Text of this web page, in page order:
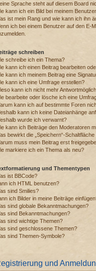
Sprache steht auf diesem Board
kann ich ein Bild bei meinem
ist mein Rang und wie kann ich ihn
ich bei einem Benutzer auf den E-
schreiben
schreibe ich ein Thema?
kann ich einen Beitrag bearbeiten
kann ich meinem Beitrag eine
kann ich eine Umfrage erstellen?
kann ich nicht mehr
bearbeite oder lösche ich eine
kann ich auf bestimmte Foren
kann ich keine Dateianhänge
wurde ich verwarnt?
kann ich Beiträge den Moderatoren
bewirkt die „Speichern“-
muss mein Beitrag erst
markiere ich ein Thema als neu?
und Thementypen
ist BBCode?
ich HTML benutzen?
sind Smilies?
ich Bilder in meine Beiträge
sind globale Bekanntmachungen?
sind Bekanntmachungen?
sind wichtige Themen?
sind geschlossene Themen?
sind Themen-Symbole?
und